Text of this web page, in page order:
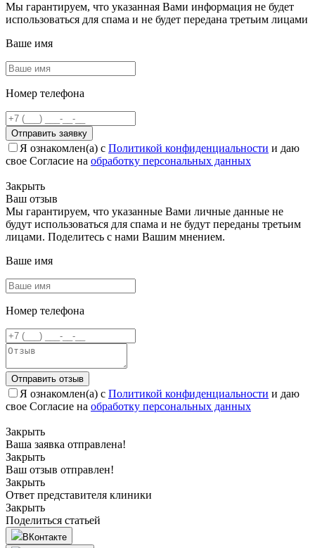
Мы гарантируем, что указанная Вами информация не будет
использоваться для спама и не будет передана третьим лицами
Ваше имя
Номер телефона
Отправить заявку
Я ознакомлен(а) с Политикой конфиденциальности и даю
свое Согласие на обработку персональных данных
Закрыть
Ваш отзыв
Мы гарантируем, что указанные Вами личные данные не
будут использоваться для спама и не будут переданы третьим
лицами. Поделитесь с нами Вашим мнением.
Ваше имя
Номер телефона
Отправить отзыв
Я ознакомлен(а) с Политикой конфиденциальности и даю
свое Согласие на обработку персональных данных
Закрыть
Ваша заявка отправлена!
Закрыть
Ваш отзыв отправлен!
Закрыть
Ответ представителя клиники
Закрыть
Поделиться статьей
ВКонтакте